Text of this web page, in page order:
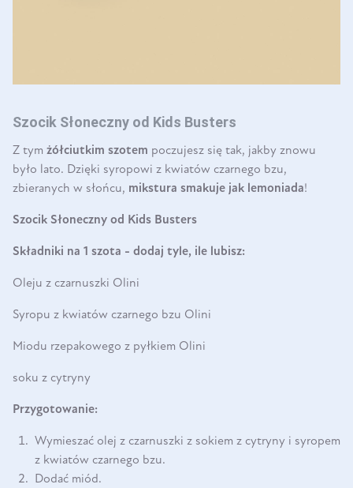
Szocik Słoneczny od Kids Busters
Z tym żółciutkim szotem poczujesz się tak, jakby znowu
było lato. Dzięki syropowi z kwiatów czarnego bzu,
zbieranych w słońcu, mikstura smakuje jak lemoniada!
Szocik Słoneczny od Kids Busters
Składniki na 1 szota - dodaj tyle, ile lubisz:
Oleju z czarnuszki Olini
Syropu z kwiatów czarnego bzu Olini
Miodu rzepakowego z pyłkiem Olini
soku z cytryny
Przygotowanie:
Wymieszać olej z czarnuszki z sokiem z cytryny i syropem
z kwiatów czarnego bzu.
Dodać miód.